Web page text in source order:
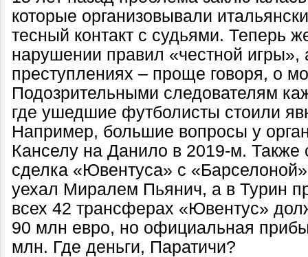
которые организовывали
тесный контакт с судьями. Теперь
нарушении правил «честной
преступлениях – проще говоря, о
Подозрительными следователям
где ушедшие футболисты стоили
Например, большие вопросы у
Канселу на Данило в 2019-м. Также
сделка «Ювентуса» с
уехал Миралем Пьянич, а в Турин
всех 42 трансферах «Ювентус»
90 млн евро, но официальная
млн. Где деньги, Паратичи?